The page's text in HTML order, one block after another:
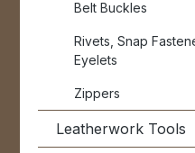
Belt Buckles
Rivets, Snap
Eyelets
Zippers
Leatherwork Tools